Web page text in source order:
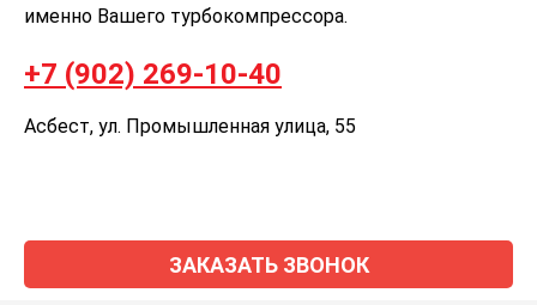
именно Вашего турбокомпрессора.
+7 (902) 269-10-40
Асбест, ул. Промышленная улица, 55
ЗАКАЗАТЬ ЗВОНОК